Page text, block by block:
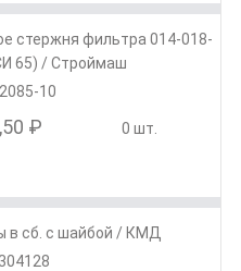
стержня фильтра 014-018-
65) / Строймаш
10
₽ 0 шт.
в сб. с шайбой / КМД